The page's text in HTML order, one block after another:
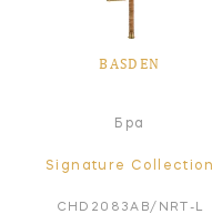
BASDEN
Бра
Signature Collection
CHD2083AB/NRT-L